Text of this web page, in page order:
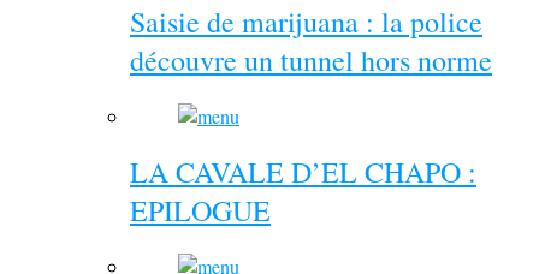
Saisie de marijuana : la police
découvre un tunnel hors norme
LA CAVALE D’EL CHAPO :
EPILOGUE